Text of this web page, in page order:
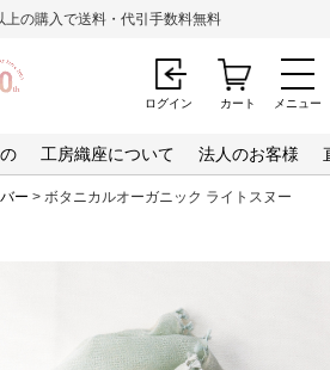
メニュー
上の購入で送料・代引手数料無料
工房織座について 法人のお客様
ログイン カート
ー > ボタニカルオーガニック ライトスヌー